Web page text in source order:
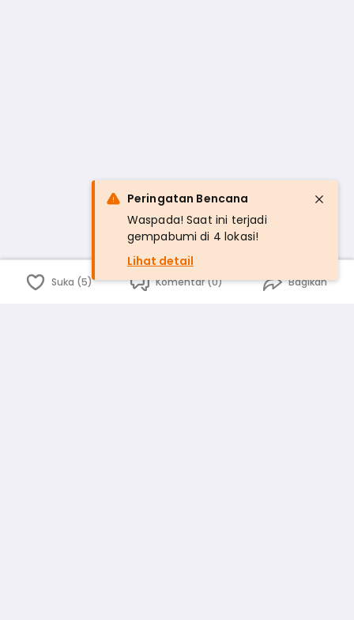
Suka (5) Komentar (0) Bagikan
Peringatan Bencana
Waspada! Saat ini terjadi
gempabumi di 4 lokasi!
Lihat detail